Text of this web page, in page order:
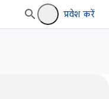
प्रवेश करें